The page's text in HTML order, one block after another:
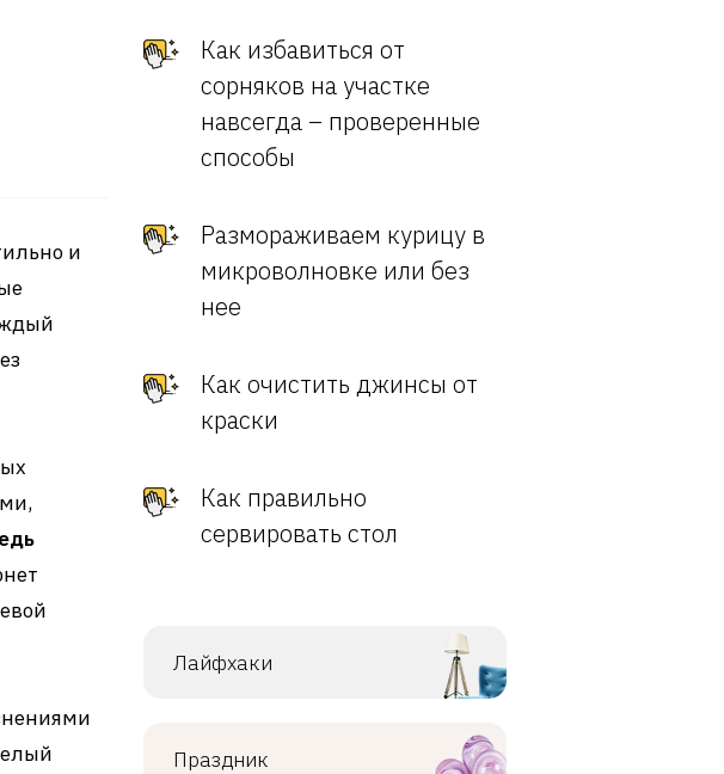
и
Как избавиться от
сорняков на участке
навсегда – проверенные
способы
Размораживаем курицу в
микроволновке или без
нее
Как очистить джинсы от
краски
Как правильно
сервировать стол
Лайфхаки
Праздник